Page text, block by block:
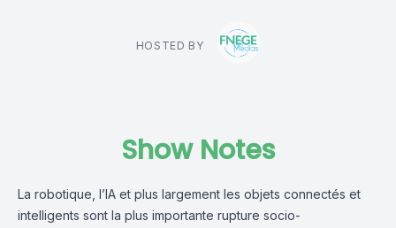
HOSTED BY
Show Notes
La robotique, l’IA et plus largement les objets connectés et
intelligents sont la plus importante rupture socio-